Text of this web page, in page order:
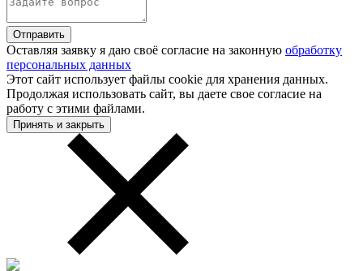
Оставляя заявку я даю своё согласие на законную обработку
персональных данных
Этот сайт использует файлы cookie для хранения данных.
Продолжая использовать сайт, вы даете свое согласие на
работу с этими файлами.
Принять и закрыть